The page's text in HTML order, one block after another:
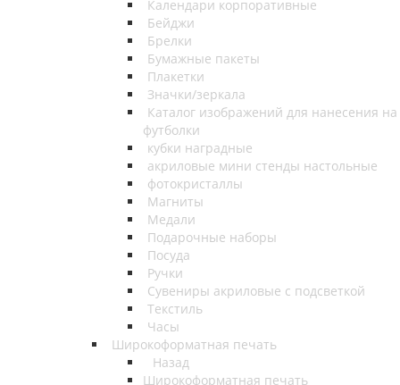
Календари корпоративные
Бейджи
Брелки
Бумажные пакеты
Плакетки
Значки/зеркала
Каталог изображений для нанесения на
футболки
кубки наградные
акриловые мини стенды настольные
фотокристаллы
Магниты
Медали
Подарочные наборы
Посуда
Ручки
Сувениры акриловые с подсветкой
Текстиль
Часы
Широкоформатная печать
Назад
Широкоформатная печать